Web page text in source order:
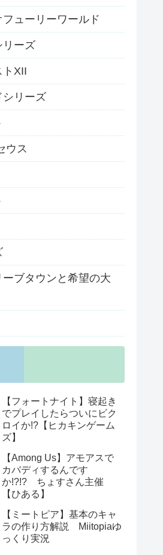
ューリーワールド
リーズ
トXII
シリーズ
ウス
ブタウンと希望の大
【フォートナイト】寝起き
でプレイしたらついにビク
ロイか!?【ヒカキンゲーム
ズ】
【Among Us】アモアスで
カバディするんです
か!?!? ちょすさん主催
【ひある】
【ミートピア】基本のキャ
ラの作り方解説 Miitopiaゆ
っくり実況